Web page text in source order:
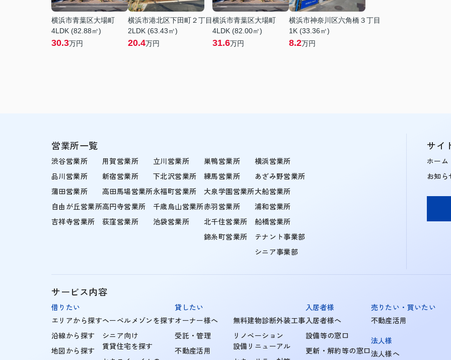
横浜市青葉区大場町
4LDK (82.88㎡)
30.3万円
横浜市港北区下田町２丁目
2LDK (63.43㎡)
20.4万円
横浜市青葉区大場町
4LDK (82.00㎡)
31.6万円
横浜市神奈川区六角橋３丁目
1K (33.36㎡)
8.2万円
営業所一覧
渋谷営業所
品川営業所
蒲田営業所
自由が丘営業所
吉祥寺営業所
用賀営業所
新宿営業所
高田馬場営業所
高円寺営業所
荻窪営業所
立川営業所
下北沢営業所
永福町営業所
千歳烏山営業所
池袋営業所
巣鴨営業所
練馬営業所
大泉学園営業所
赤羽営業所
北千住営業所
錦糸町営業所
横浜営業所
あざみ野営業所
大船営業所
浦和営業所
船橋営業所
テナント事業部
シニア事業部
サイ
ホーム
お知ら
サービス内容
借りたい
エリアから探す
沿線から探す
地図から探す
ヘーベルメゾンを探す
シニア向け
賃貸住宅を探す
貸したい
オーナー様へ
受託・管理
不動産活用
無料建物診断外装工事
リノベーション
設備リニューアル
入居者様
入居者様へ
設備等の窓口
更新・解約等の窓口
売りたい・買いたい
不動産活用
法人様
法人様へ